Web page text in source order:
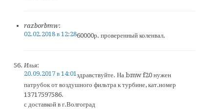
razborbmw:
02.02.2018 в 12:2860000р. проверенный коленвал.
Илья:
20.09.2017 в 14:01здравствуйте. На bmw f20 нужен
патрубок от воздушного фильтра к турбине, кат.номер
13717597586.
с доставкой в г.Волгоград